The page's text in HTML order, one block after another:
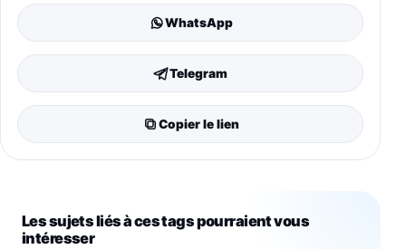
WhatsApp
Telegram
Copier le lien
Les sujets liés à ces tags pourraient vous
intéresser